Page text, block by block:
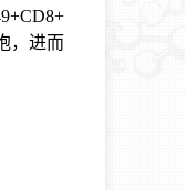
，进而